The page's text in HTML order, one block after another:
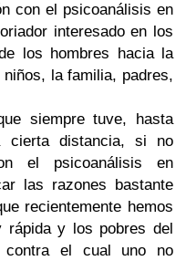
con el psicoanálisis en
interesado en los
los hombres hacia la
la familia, padres,
siempre tuve, hasta
cierta distancia, si no
el psicoanálisis en
las razones bastante
recientemente hemos
rápida y los pobres del
contra el cual uno no